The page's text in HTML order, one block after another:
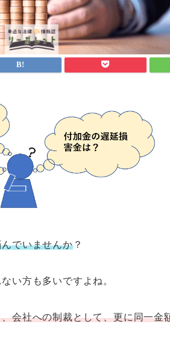
でいませんか？
い方も多いですよね。
会社への制裁として、更に同一金